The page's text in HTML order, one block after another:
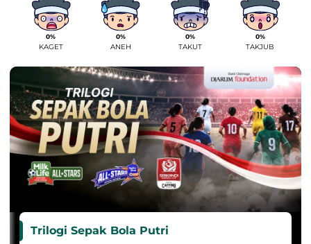
0%
KAGET
0%
ANEH
0%
TAKUT
0%
TAKJUB
Trilogi Sepak Bola Putri